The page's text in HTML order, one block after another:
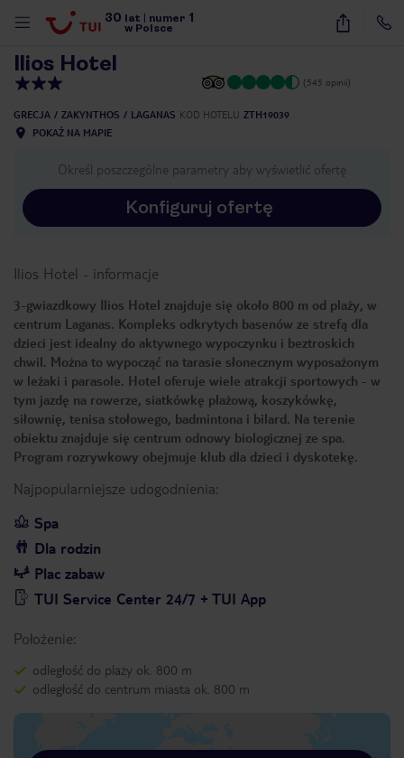
30 lat numer 1
w Polsce
23
Ilios Hotel
(545 opinii)
GRECJA ZAKYNTHOS LAGANAS KOD HOTELU ZTH19039
POKAŻ NA MAPIE
Określ poszczególne parametry aby wyświetlić ofertę
Konfiguruj ofertę
Ilios Hotel - informacje
3-gwiazdkowy Ilios Hotel znajduje się około 800 m od plaży, w
centrum Laganas. Kompleks odkrytych basenów ze strefą dla
dzieci jest idealny do aktywnego wypoczynku i beztroskich
chwil. Można to wypocząć na tarasie słonecznym wyposażonym
w leżaki i parasole. Hotel oferuje wiele atrakcji sportowych - w
tym jazdę na rowerze, siatkówkę plażową, koszykówkę,
siłownię, tenisa stołowego, badmintona i bilard. Na terenie
obiektu znajduje się centrum odnowy biologicznej ze spa.
Program rozrywkowy obejmuje klub dla dzieci i dyskotekę.
Najpopularniejsze udogodnienia:
Spa
Dla rodzin
Plac zabaw
TUI Service Center 24/7 + TUI App
Położenie:
odległość do plaży ok. 800 m
odległość do centrum miasta ok. 800 m